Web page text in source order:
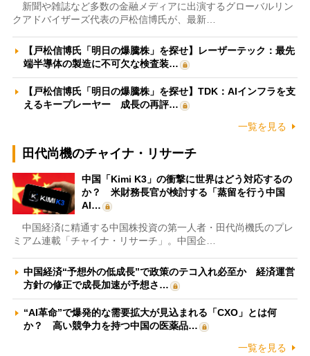
新聞や雑誌など多数の金融メディアに出演するグローバルリン
クアドバイザーズ代表の戸松信博氏が、最新…
【戸松信博氏「明日の爆騰株」を探せ】レーザーテック：最先
端半導体の製造に不可欠な検査装…
【戸松信博氏「明日の爆騰株」を探せ】TDK：AIインフラを支
えるキープレーヤー 成長の再評…
一覧を見る
田代尚機のチャイナ・リサーチ
中国「Kimi K3」の衝撃に世界はどう対応するの
か？ 米財務長官が検討する「蒸留を行う中国
AI…
中国経済に精通する中国株投資の第一人者・田代尚機氏のプレ
ミアム連載「チャイナ・リサーチ」。中国企…
中国経済“予想外の低成長”で政策のテコ入れ必至か 経済運営
方針の修正で成長加速が予想さ…
“AI革命”で爆発的な需要拡大が見込まれる「CXO」とは何
か？ 高い競争力を持つ中国の医薬品…
一覧を見る